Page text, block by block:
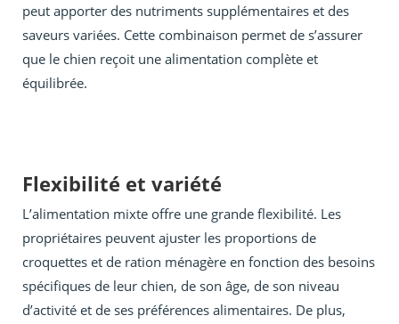
peut apporter des nutriments supplémentaires et des
saveurs variées. Cette combinaison permet de s’assurer
que le chien reçoit une alimentation complète et
équilibrée.
Flexibilité et variété
L’alimentation mixte offre une grande flexibilité. Les
propriétaires peuvent ajuster les proportions de
croquettes et de ration ménagère en fonction des besoins
spécifiques de leur chien, de son âge, de son niveau
d’activité et de ses préférences alimentaires. De plus,